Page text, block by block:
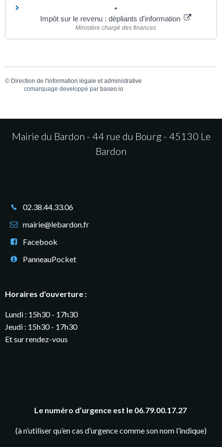
Impôt sur le revenu : dépliants d'information
Ministère chargé des finances
© Direction de l'information légale et administrative
comarquage developpé par baseo.io
Mairie du Bardon - 44 rue du Bourg - 45130 Le
Bardon
02.38.44.33.06
mairie@lebardon.fr
Facebook
PanneauPocket
Horaires d'ouverture :
Lundi : 15h30 - 17h30
Jeudi : 15h30 - 17h30
Et sur rendez-vous
Le numéro d’urgence est le 06.79.00.17.27
(à n’utiliser qu’en cas d’urgence comme son nom l’indique)